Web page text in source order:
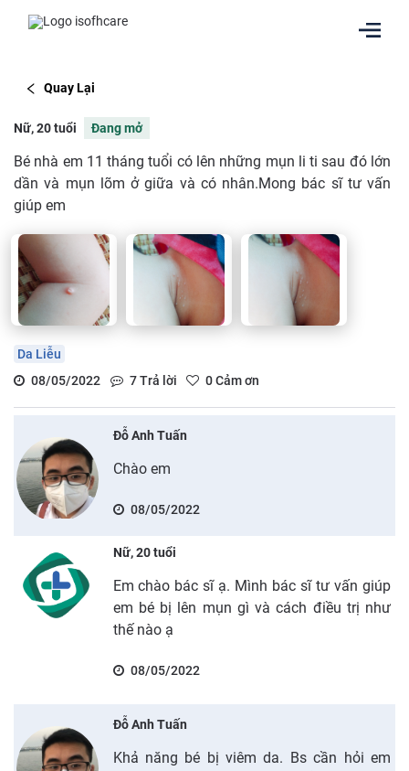
Quay Lại
Nữ, 20 tuổi Đang mở
Bé nhà em 11 tháng tuổi có lên những mụn li ti sau đó lớn
dần và mụn lõm ở giữa và có nhân.Mong bác sĩ tư vấn
giúp em
Da Liễu
08/05/2022
7Trả lời 0Cảm ơn
Đỗ Anh Tuấn
Chào em
08/05/2022
Nữ, 20 tuổi
Em chào bác sĩ ạ. Mình bác sĩ tư vấn giúp
em bé bị lên mụn gì và cách điều trị như
thế nào ạ
08/05/2022
Đỗ Anh Tuấn
Khả năng bé bị viêm da. Bs cần hỏi em